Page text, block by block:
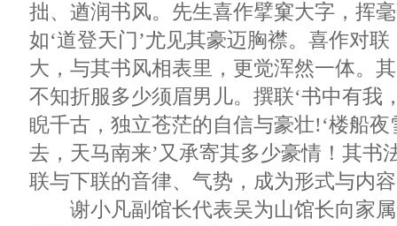
拙、遒润书风。先生喜作擘窠大字，挥
如‘道登天门’尤见其豪迈胸襟。喜作对
大，与其书风相表里，更觉浑然一体。
不知折服多少须眉男儿。撰联‘书中有我
睨千古，独立苍茫的自信与豪壮!‘楼船夜
去，天马南来’又承寄其多少豪情！其书
联与下联的音律、气势，成为形式与内
谢小凡副馆长代表吴为山馆长向家属